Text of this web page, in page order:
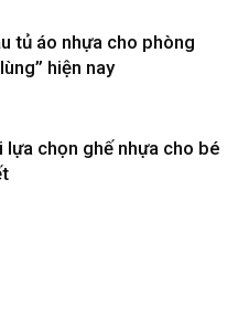
tủ áo nhựa cho phòng
hiện nay
lựa chọn ghế nhựa cho bé